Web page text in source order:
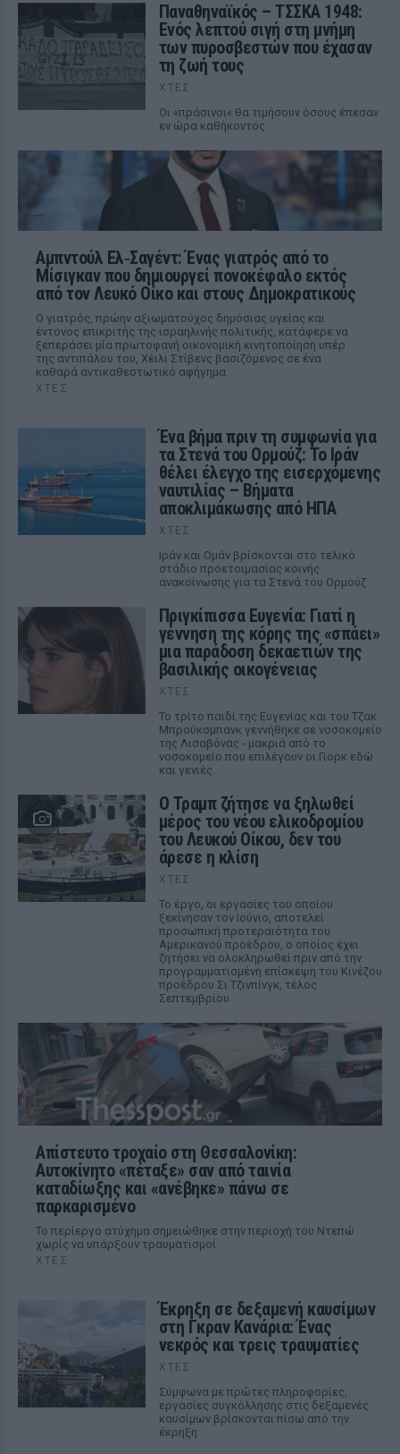
Παναθηναϊκός – ΤΣΣΚΑ 1948:
Ενός λεπτού σιγή στη μνήμη
των πυροσβεστών που έχασαν
τη ζωή τους
ΧΤΕΣ
Οι «πράσινοι« θα τιμήσουν όσους έπεσαν
εν ώρα καθήκοντος
Αμπντούλ Ελ‑Σαγέντ: Ένας γιατρός από το
Μίσιγκαν που δημιουργεί πονοκέφαλο εκτός
από τον Λευκό Οίκο και στους Δημοκρατικούς
Ο γιατρός, πρώην αξιωματούχος δημόσιας υγείας και
έντονος επικριτής της ισραηλινής πολιτικής, κατάφερε να
ξεπεράσει μία πρωτοφανή οικονομική κινητοποίηση υπέρ
της αντιπάλου του, Χέιλι Στίβενς βασιζόμενος σε ένα
καθαρά αντικαθεστωτικό αφήγημα
ΧΤΕΣ
Ένα βήμα πριν τη συμφωνία για
τα Στενά του Ορμούζ: Το Ιράν
θέλει έλεγχο της εισερχόμενης
ναυτιλίας – Βήματα
αποκλιμάκωσης από ΗΠΑ
ΧΤΕΣ
Ιράν και Ομάν βρίσκονται στο τελικό
στάδιο προετοιμασίας κοινής
ανακοίνωσης για τα Στενά του Ορμούζ
Πριγκίπισσα Ευγενία: Γιατί η
γέννηση της κόρης της «σπάει»
μια παράδοση δεκαετιών της
βασιλικής οικογένειας
ΧΤΕΣ
Το τρίτο παιδί της Ευγενίας και του Τζακ
Μπρούκσμπανκ γεννήθηκε σε νοσοκομείο
της Λισαβόνας - μακριά από το
νοσοκομείο που επιλέγουν οι Γιορκ εδώ
και γενιές.
Ο Τραμπ ζήτησε να ξηλωθεί
μέρος του νέου ελικοδρομίου
του Λευκού Οίκου, δεν του
άρεσε η κλίση
ΧΤΕΣ
Το έργο, οι εργασίες του οποίου
ξεκίνησαν τον Ιούνιο, αποτελεί
προσωπική προτεραιότητα του
Αμερικανού προέδρου, ο οποίος έχει
ζητήσει να ολοκληρωθεί πριν από την
προγραμματισμένη επίσκεψη του Κινέζου
προέδρου Σι Τζινπίνγκ, τέλος
Σεπτεμβρίου
Απίστευτο τροχαίο στη Θεσσαλονίκη:
Αυτοκίνητο «πέταξε» σαν από ταινία
καταδίωξης και «ανέβηκε» πάνω σε
παρκαρισμένο
Το περίεργο ατύχημα σημειώθηκε στην περιοχή του Ντεπώ
χωρίς να υπάρξουν τραυματισμοί
ΧΤΕΣ
Έκρηξη σε δεξαμενή καυσίμων
στη Γκραν Κανάρια: Ένας
νεκρός και τρεις τραυματίες
ΧΤΕΣ
Σύμφωνα με πρώτες πληροφορίες,
εργασίες συγκόλλησης στις δεξαμενές
καυσίμων βρίσκονται πίσω από την
έκρηξη